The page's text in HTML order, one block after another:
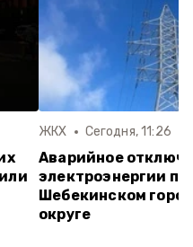
ЖКХ Сегодня, 11:26
Аварийное
электроэнергии
Шебекинском
округе